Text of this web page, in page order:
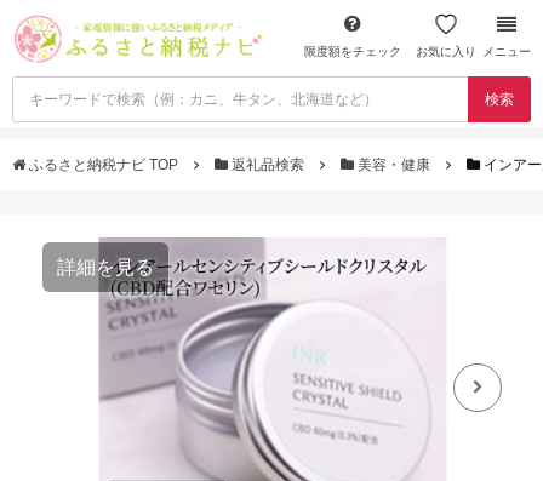
限度額をチェック お気に入り メニュー
検索
ふるさと納税ナビ TOP 返礼品検索 美容・健康 インア
詳細を見る